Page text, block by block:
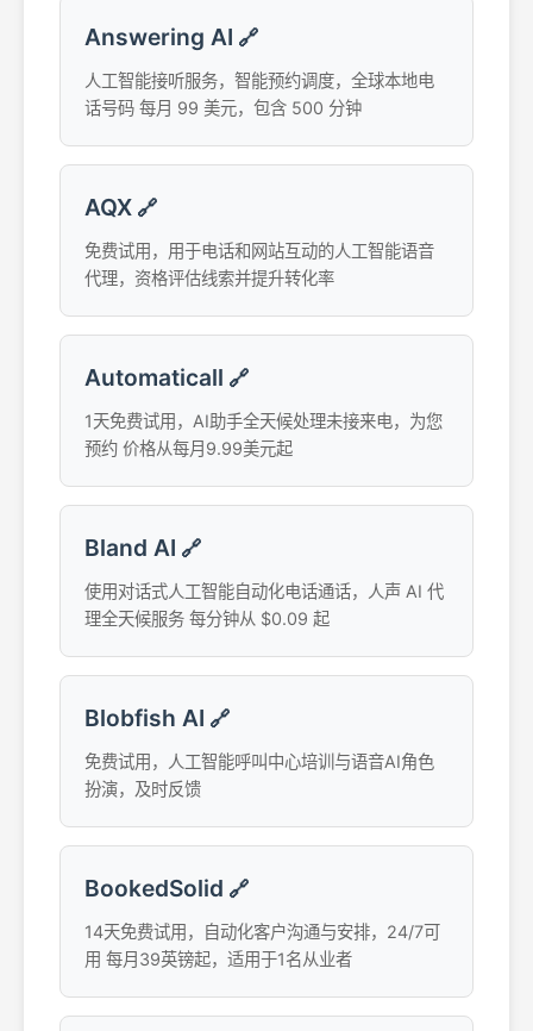
Answering AI 🔗
人工智能接听服务，智能预约调度，全球本地电
话号码 每月 99 美元，包含 500 分钟
AQX 🔗
免费试用，用于电话和网站互动的人工智能语音
代理，资格评估线索并提升转化率
Automaticall 🔗
1天免费试用，AI助手全天候处理未接来电，为您
预约 价格从每月9.99美元起
Bland AI 🔗
使用对话式人工智能自动化电话通话，人声 AI 代
理全天候服务 每分钟从 $0.09 起
Blobfish AI 🔗
免费试用，人工智能呼叫中心培训与语音AI角色
扮演，及时反馈
BookedSolid 🔗
14天免费试用，自动化客户沟通与安排，24/7可
用 每月39英镑起，适用于1名从业者